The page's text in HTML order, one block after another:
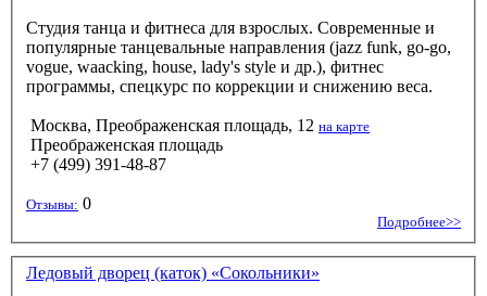
Студия танца и фитнеса для взрослых. Современные и
популярные танцевальные направления (jazz funk, go-go,
vogue, waacking, house, lady's style и др.), фитнес
программы, спецкурс по коррекции и снижению веса.
Москва, Преображенская площадь, 12 на карте
Преображенская площадь
+7 (499) 391-48-87
Отзывы: 0
Подробнее>>
Ледовый дворец (каток) «Сокольники»